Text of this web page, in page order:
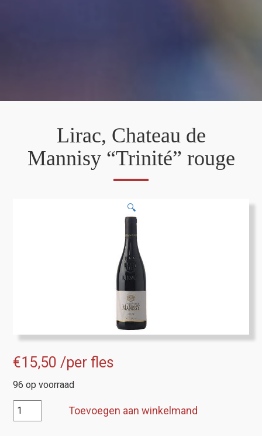
Lirac, Chateau de
Mannisy “Trinité” rouge
🔍
€15,50 /per fles
96 op voorraad
Lirac,
Chateau
Toevoegen aan winkelmand